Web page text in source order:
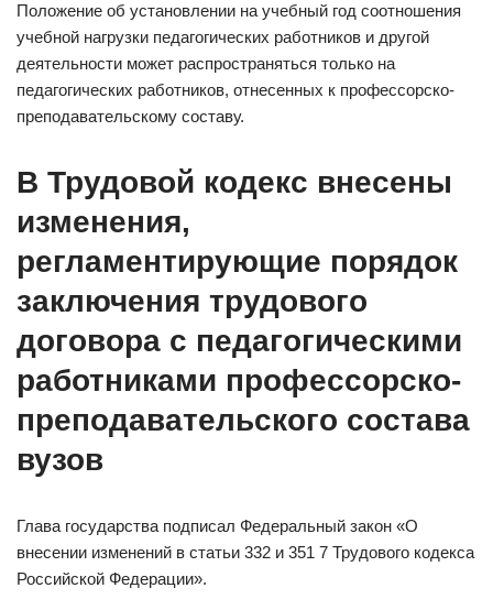
Положение об установлении на учебный год соотношения
учебной нагрузки педагогических работников и другой
деятельности может распространяться только на
педагогических работников, отнесенных к профессорско-
преподавательскому составу.
В Трудовой кодекс внесены
изменения,
регламентирующие порядок
заключения трудового
договора с педагогическими
работниками профессорско-
преподавательского состава
вузов
Глава государства подписал Федеральный закон «О
внесении изменений в статьи 332 и 351 7 Трудового кодекса
Российской Федерации».